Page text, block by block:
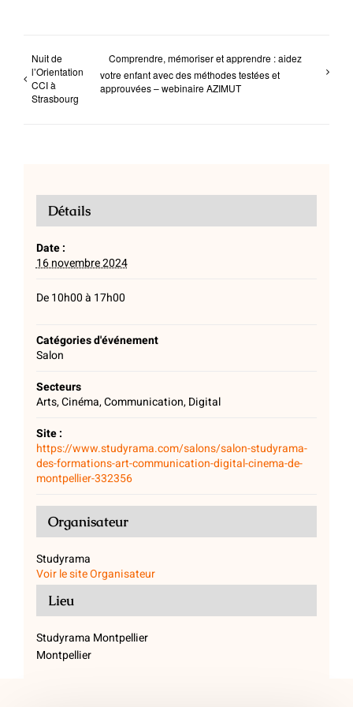
Nuit de
l’Orientation
CCI à
Strasbourg
Comprendre, mémoriser et apprendre : aidez
votre enfant avec des méthodes testées et
approuvées – webinaire AZIMUT
Détails
Date :
16 novembre 2024
De 10h00 à 17h00
Catégories d'événement
Salon
Secteurs
Arts, Cinéma, Communication, Digital
Site :
https://www.studyrama.com/salons/salon-studyrama-
des-formations-art-communication-digital-cinema-de-
montpellier-332356
Lieu
Studyrama Montpellier
Montpellier
Organisateur
Studyrama
Voir le site Organisateur